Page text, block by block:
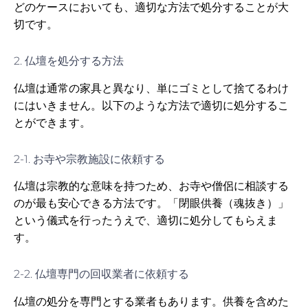
どのケースにおいても、適切な方法で処分することが大
切です。
2. 仏壇を処分する方法
仏壇は通常の家具と異なり、単にゴミとして捨てるわけ
にはいきません。以下のような方法で適切に処分するこ
とができます。
2-1. お寺や宗教施設に依頼する
仏壇は宗教的な意味を持つため、お寺や僧侶に相談する
のが最も安心できる方法です。「閉眼供養（魂抜き）」
という儀式を行ったうえで、適切に処分してもらえま
す。
2-2. 仏壇専門の回収業者に依頼する
仏壇の処分を専門とする業者もあります。供養を含めた